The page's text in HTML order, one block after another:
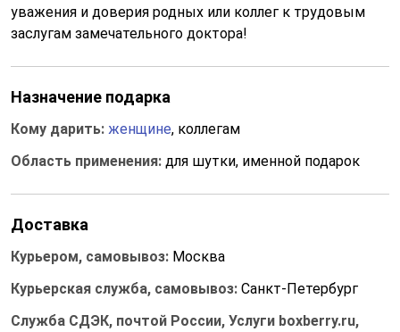
уважения и доверия родных или коллег к трудовым
заслугам замечательного доктора!
Назначение подарка
Кому дарить: женщине, коллегам
Область применения: для шутки, именной подарок
Доставка
Курьером, самовывоз: Москва
Курьерская служба, самовывоз: Санкт-Петербург
Служба СДЭК, почтой России, Услуги boxberry.ru,